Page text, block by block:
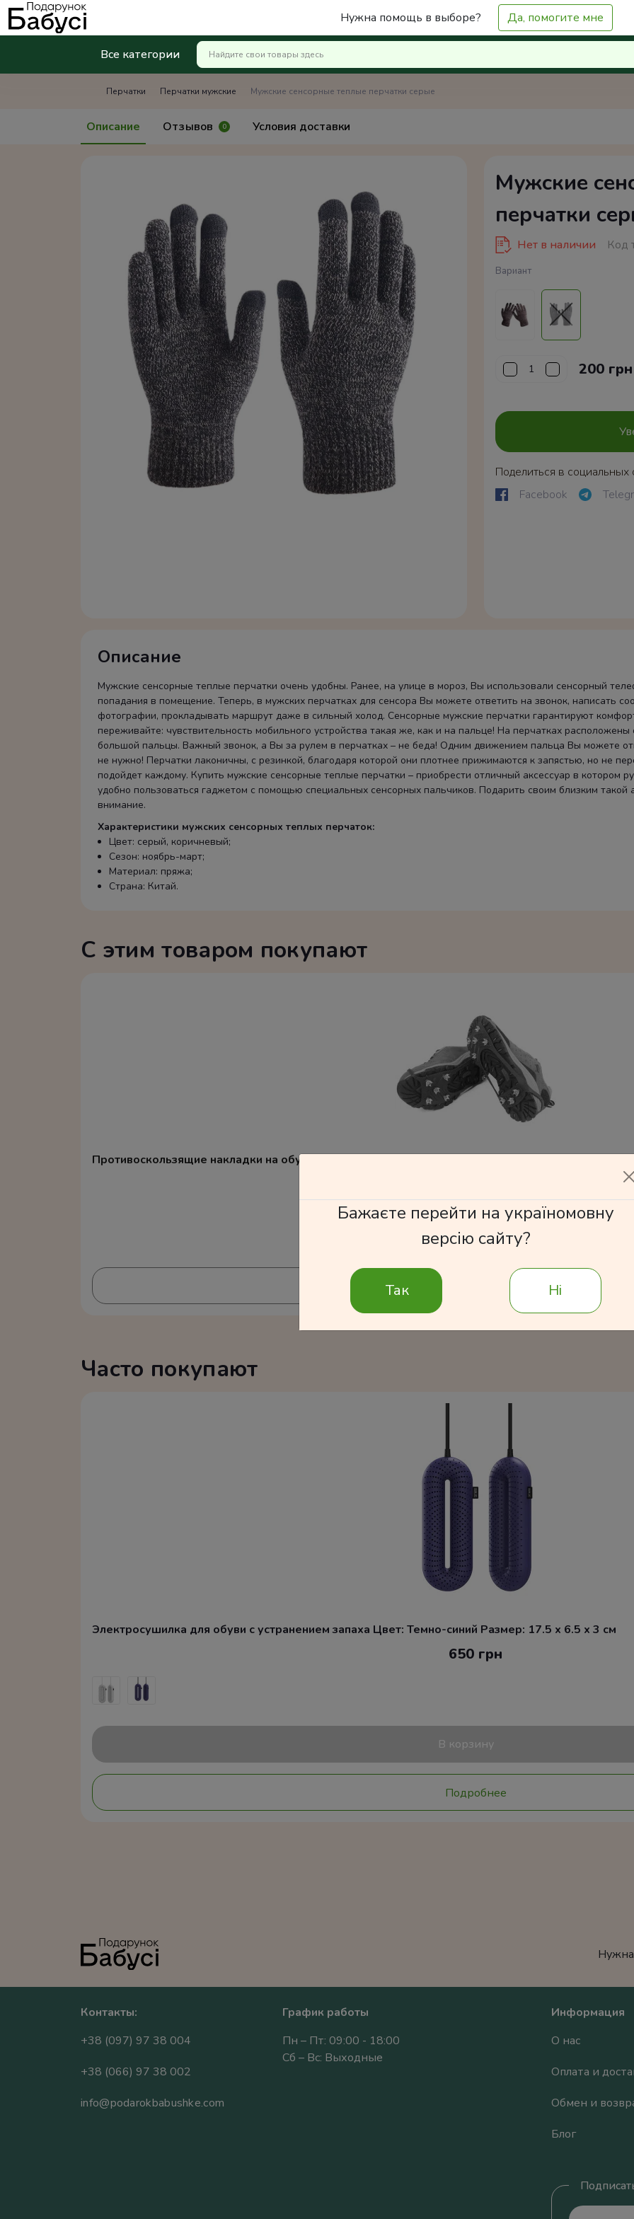
Нужна помощь в выборе? Да, помогите мне
Все категории
Перчатки Перчатки мужские Мужские сенсорные теплые перчатки серые
Описание Отзывов 0 Условия доставки
Мужские
перчатки
Нет в наличии Код
Вариант
200 грн
Поделиться в социальных
Facebook
Описание
Мужские сенсорные теплые перчатки очень удобны. Ранее, на улице в мороз, Вы использовали сенсорный
попадания в помещение. Теперь, в мужских перчатках для сенсора Вы можете ответить на звонок, написать
фотографии, прокладывать маршрут даже в сильный холод. Сенсорные мужские перчатки гарантируют
переживайте: чувствительность мобильного устройства такая же, как и на пальце! На перчатках
большой пальцы. Важный звонок, а Вы за рулем в перчатках – не беда! Одним движением пальца Вы можете
не нужно! Перчатки лаконичны, с резинкой, благодаря которой они плотнее прижимаются к запястью, но не
подойдет каждому. Купить мужские сенсорные теплые перчатки – приобрести отличный аксессуар в котором
удобно пользоваться гаджетом с помощью специальных сенсорных пальчиков. Подарить своим близким такой
внимание.
Характеристики мужских сенсорных теплых перчаток:
Цвет: серый, коричневый;
Сезон: ноябрь-март;
Материал: пряжа;
Страна: Китай.
С этим товаром покупают
Противоскользящие накладки на обувь 38 - 39 р.
Часто покупают
Электросушилка для обуви с устранением запаха Цвет: Темно-синий Размер: 17.5 x 6.5 x 3 см
650 грн
В корзину
Подробнее
Контакты:
+38 (097) 97 38 004
+38 (066) 97 38 002
info@podarokbabushke.com
График работы
Пн – Пт: 09:00 - 18:00
Сб – Вс: Выходные
Информация
О нас
Оплата и
Обмен и
Блог
Бажаєте перейти на україномовну
версію сайту?
Так Ні